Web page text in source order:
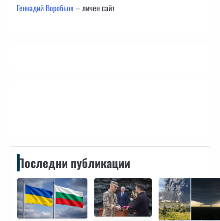
Геннадий Воробьов– личен сайт
Последни публикации